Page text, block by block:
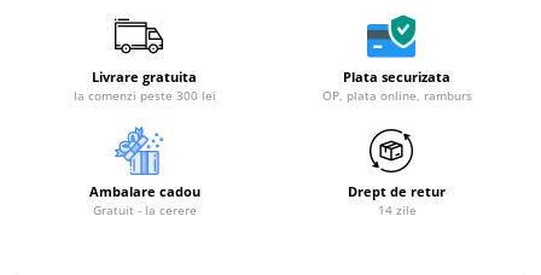
Livrare gratuita
la comenzi peste 300 lei
Plata securizata
OP, plata online, ramburs
Ambalare cadou
Gratuit - la cerere
Drept de retur
14 zile